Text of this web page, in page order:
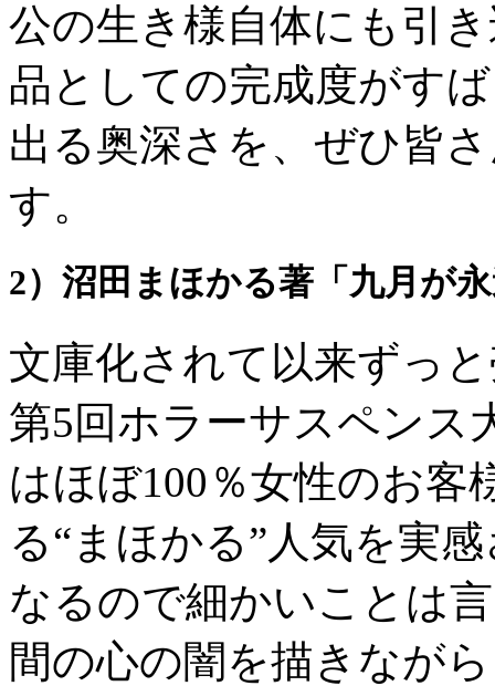
公の生き様自体にも引
品としての完成度がす
出る奥深さを、ぜひ皆
す。
2）沼田まほかる著「九月が
文庫化されて以来ずっ
第5回ホラーサスペンス
はほぼ100％女性のお客
る“まほかる”人気を実
なるので細かいことは
間の心の闇を描きなが